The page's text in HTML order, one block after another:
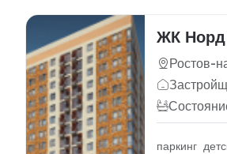
ЖК Норд
Ростов-
паркинг